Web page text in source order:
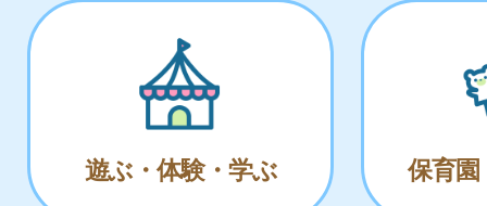
遊ぶ・体験・学ぶ 保育園